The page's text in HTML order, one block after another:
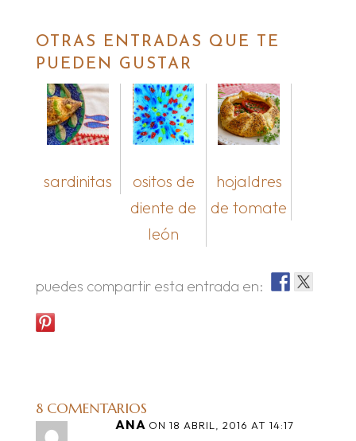
OTRAS ENTRADAS QUE TE
PUEDEN GUSTAR
sardinitas
ositos de
diente de
león
hojaldres
de tomate
puedes compartir esta entrada en:
8 COMENTARIOS
ANA ON 18 ABRIL, 2016 AT 14:17